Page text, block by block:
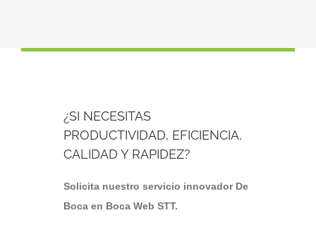
¿SI NECESITAS
PRODUCTIVIDAD, EFICIENCIA,
CALIDAD Y RAPIDEZ?
Solicita nuestro servicio innovador De
Boca en Boca Web STT.